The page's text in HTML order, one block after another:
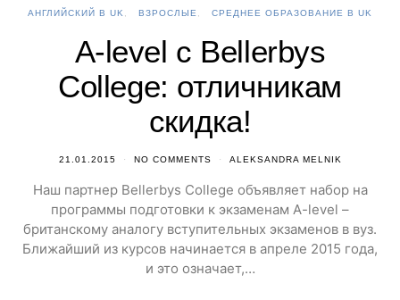
АНГЛИЙСКИЙ В UK ВЗРОСЛЫЕ СРЕДНЕЕ ОБРАЗОВАНИЕ В UK
A-level c Bellerbys
College: отличникам
скидка!
21.01.2015 NO COMMENTS ALEKSANDRA MELNIK
Наш партнер Bellerbys College объявляет набор на
программы подготовки к экзаменам A-level –
британскому аналогу вступительных экзаменов в вуз.
Ближайший из курсов начинается в апреле 2015 года,
и это означает,…